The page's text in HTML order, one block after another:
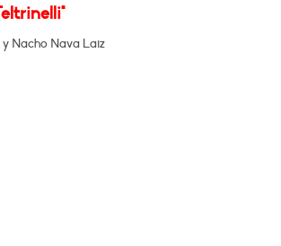
Nacho Nava Laiz